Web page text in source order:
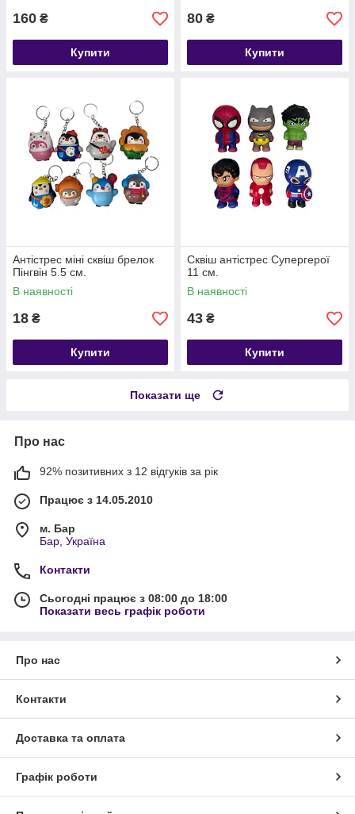
160 ₴
Купити
80 ₴
Купити
Антістрес міні сквіш брелок
Пінгвін 5.5 см.
В наявності
18 ₴
Купити
Сквіш антістрес Супергерої
11 см.
В наявності
43 ₴
Купити
Показати ще
Про нас
92% позитивних з 12 відгуків за рік
Працює з 14.05.2010
м. Бар
Бар, Україна
Контакти
Сьогодні працює з 08:00 до 18:00
Показати весь графік роботи
Про нас
Контакти
Доставка та оплата
Графік роботи